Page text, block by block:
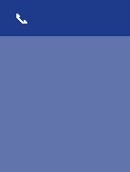
📞